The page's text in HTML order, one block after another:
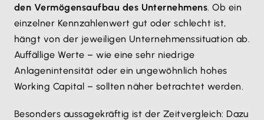
den Vermögensaufbau des Unternehmens. Ob ein
einzelner Kennzahlenwert gut oder schlecht ist,
hängt von der jeweiligen Unternehmenssituation ab.
Auffällige Werte – wie eine sehr niedrige
Anlagenintensität oder ein ungewöhnlich hohes
Working Capital – sollten näher betrachtet werden.
Besonders aussagekräftig ist der Zeitvergleich: Dazu